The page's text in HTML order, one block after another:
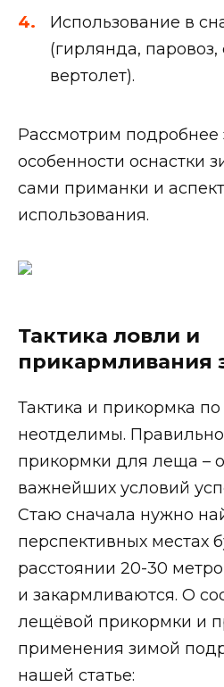
Использование в
(гирлянда, паровоз,
вертолет).
Рассмотрим подробнее
особенности оснастки
сами приманки и
использования.
Тактика ловли и
прикармливания
Тактика и прикормка
неотделимы.
прикормки для леща –
важнейших условий
Стаю сначала нужно
перспективных местах
расстоянии 20-30
и закармливаются. О
лещёвой прикормки и
применения зимой
нашей статье: